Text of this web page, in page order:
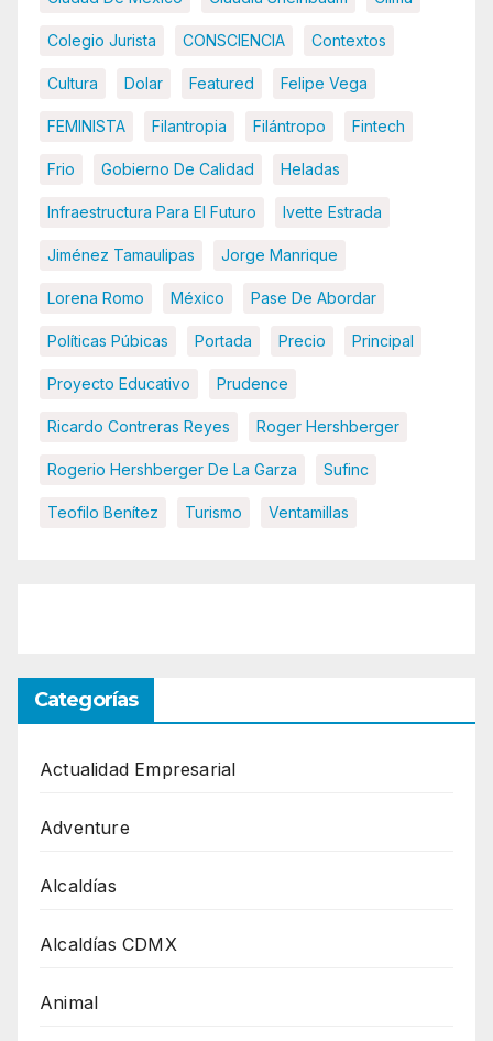
Colegio Jurista CONSCIENCIA Contextos
Cultura Dolar Featured Felipe Vega
FEMINISTA Filantropia Filántropo Fintech
Frio Gobierno De Calidad Heladas
Infraestructura Para El Futuro Ivette Estrada
Jiménez Tamaulipas Jorge Manrique
Lorena Romo México Pase De Abordar
Políticas Púbicas Portada Precio Principal
Proyecto Educativo Prudence
Ricardo Contreras Reyes Roger Hershberger
Rogerio Hershberger De La Garza Sufinc
Teofilo Benítez Turismo Ventamillas
Categorías
Actualidad Empresarial
Adventure
Alcaldías
Alcaldías CDMX
Animal